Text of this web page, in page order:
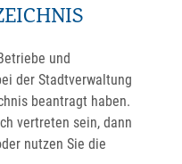
und
der Stadtverwaltung
beantragt haben.
vertreten sein, dann
nutzen Sie die